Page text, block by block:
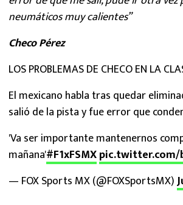
neumáticos muy calientes”
Checo Pérez
LOS PROBLEMAS DE CHECO EN LA
El mexicano habla tras quedar
salió de la pista y fue error que
'Va ser importante mantenernos
mañana'#F1xFSMXpic.twitter.com/
— FOX Sports MX (@FOXSportsMX)